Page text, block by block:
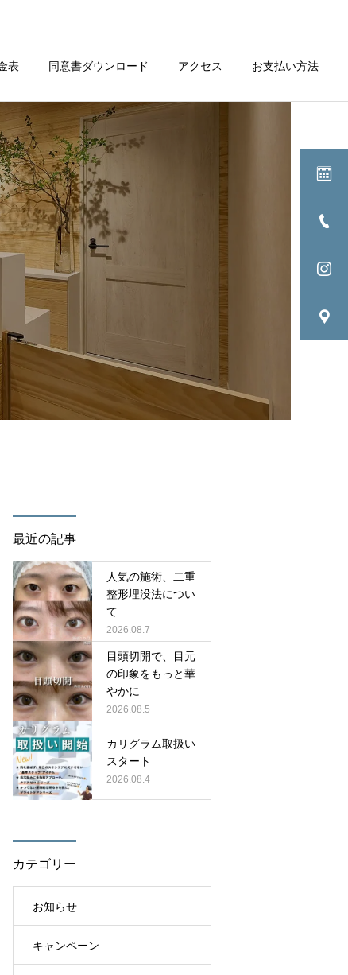
表 同意書ダウンロード アクセス お支払い方法
最近の記事
人気の施術、二重
整形埋没法につい
て
2026.08.7
目頭切開で、目元
の印象をもっと華
やかに
2026.08.5
カリグラム取扱い
スタート
2026.08.4
カテゴリー
お知らせ
キャンペーン